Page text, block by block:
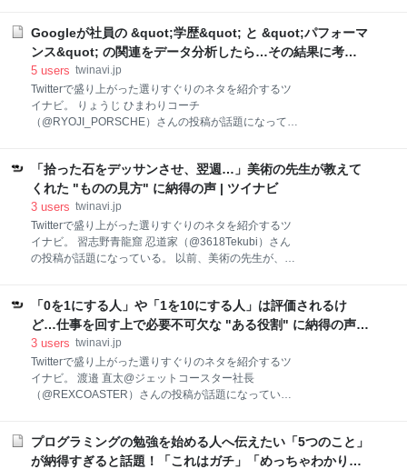
英語表記のルールが変わってたこと知らなかった。 小
川晋平（オガワシンペイ）は Shimpei Ogawa ではな
くて OGAWA Shimpei だそうです。 令和２年１月１日
の「公用文等における日本人の姓名のローマ字表記に
ついて」に明記されてる。 ・姓-名 の順にすること ・
姓を全て大文字にすること — 小川晋平 @医師 / 医療AI
ざいます。 文字数の関係で省略してしまい
Googleが社員の &quot;学歴&quot; と &quot;パフォーマ
ンス&quot; の関連をデータ分析したら…その結果に考え
させられる | ツイナビ
5 users twinavi.jp
Twitterで盛り上がった選りすぐりのネタを紹介するツ
イナビ。 りょうじ ひまわりコーチ
（@RYOJI_PORSCHE）さんの投稿が話題になってい
歴とパフォーマンスの関連をデータ分析したところ、
「出身大学」はまったく関係なく「人生でどれだけ苦
労をしたか？」が相関していたそうです。たとえ、そ
の時は結果につながらなくても、”困難に立ち向かった
経験”は、きっと未来の自分を助けてくれる”大切な資
産”になるってことだね。 — りょうじ?ひまわりコーチ
してくるんだね！ 困難は、大きな資産！いい言葉です
ね。失敗の経験もプラスして自分軸ベースで今日もや
ったります?
「拾った石をデッサンさせ、翌週…」美術の先生が教えて
くれた "ものの見方" に納得の声 | ツイナビ
3 users twinavi.jp
Twitterで盛り上がった選りすぐりのネタを紹介するツ
イナビ。 習志野青龍窟 忍道家（@3618Tekubi）さん
の投稿が話題になっている。 以前、美術の先生が、も
終了時に回収して一つの袋にまとめた。 翌週、その袋
を開けて、前回自分が描いた石を見つけさせたら、誰
も間違える事なくその時の石を覚えていたそうだ。↓
— 習志野青龍窟 忍道家 (@3618Tekubi) September 3,
2021 ものを見ているようで見ていない。 見るという
事について気付かされたお話でした。 それ以来、こん
前、概念で括って見てしまうけど、じっくりと見る事
を心掛けたいと思っています。 pic.twitter.com
「0を1にする人」や「1を10にする人」は評価されるけ
ど…仕事を回す上で必要不可欠な "ある役割" に納得の声 |
ツイナビ
3 users twinavi.jp
Twitterで盛り上がった選りすぐりのネタを紹介するツ
イナビ。 渡邉 直太@ジェットコースター社長
（@REXCOASTER）さんの投稿が話題になってい
1」と「1を10」の人しか評価されないから職場で自信
を失くす人が出てくるのですけど、「10を10」の人が
プログラミングの勉強を始める人へ伝えたい「5つのこと」
が納得すぎると話題！「これはガチ」「めっちゃわかりま